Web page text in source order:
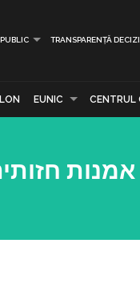
TRANSPARENȚĂ
EUNIC CENTRUL
אמנות